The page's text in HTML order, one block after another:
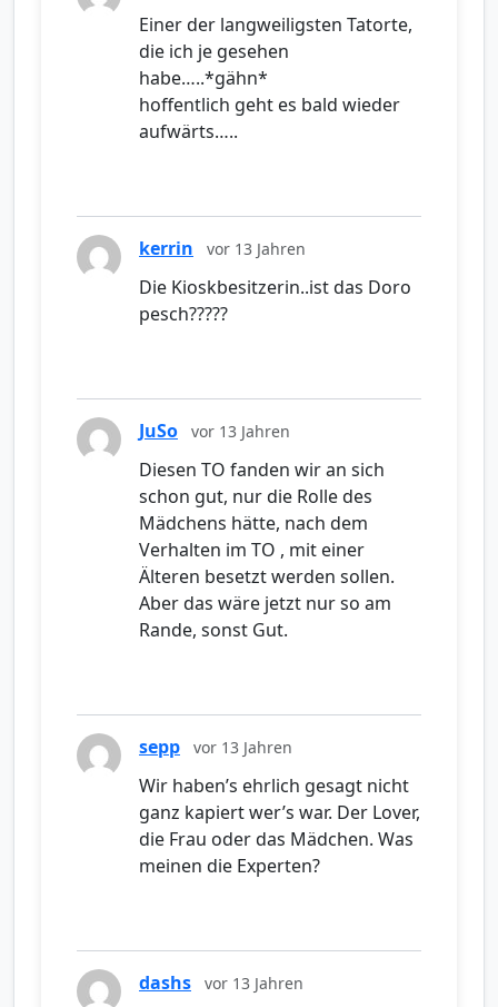
Einer der langweiligsten Tatorte,
die ich je gesehen
habe…..*gähn*
hoffentlich geht es bald wieder
aufwärts…..
kerrin vor 13 Jahren
Die Kioskbesitzerin..ist das Doro
pesch?????
JuSo vor 13 Jahren
Diesen TO fanden wir an sich
schon gut, nur die Rolle des
Mädchens hätte, nach dem
Verhalten im TO , mit einer
Älteren besetzt werden sollen.
Aber das wäre jetzt nur so am
Rande, sonst Gut.
sepp vor 13 Jahren
Wir haben’s ehrlich gesagt nicht
ganz kapiert wer’s war. Der Lover,
die Frau oder das Mädchen. Was
meinen die Experten?
dashs vor 13 Jahren